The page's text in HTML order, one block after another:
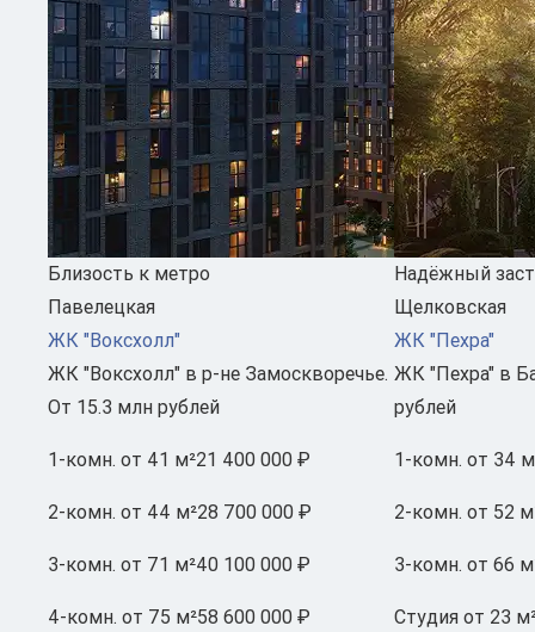
Близость к метро
Павелецкая
ЖК "Воксхолл"
ЖК "Воксхолл" в р-не Замоскворечье.
От 15.3 млн рублей
1-комн. от 41 м²21 400 000 ₽
2-комн. от 44 м²28 700 000 ₽
3-комн. от 71 м²40 100 000 ₽
4-комн. от 75 м²58 600 000 ₽
Надёжный
Щелковская
ЖК "Пехра"
ЖК "Пехра" в
рублей
1-комн. от 34
2-комн. от 52
3-комн. от 66
Студия от 23